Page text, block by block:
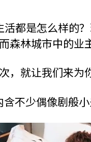
都是怎么样的
森林城市中的业
，就让我们来为
不少偶像剧般